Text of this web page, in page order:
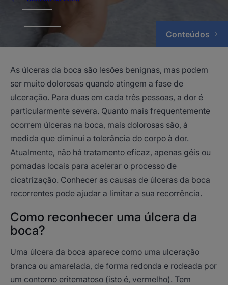
Conteúdos
As úlceras da boca são lesões benignas, mas podem
ser muito dolorosas quando atingem a fase de
ulceração. Para duas em cada três pessoas, a dor é
particularmente severa. Quanto mais frequentemente
ocorrem úlceras na boca, mais dolorosas são, à
medida que diminui a tolerância do corpo à dor.
Atualmente, não há tratamento eficaz, apenas géis ou
pomadas locais para acelerar o processo de
cicatrização. Conhecer as causas de úlceras da boca
recorrentes pode ajudar a limitar a sua recorrência.
Como reconhecer uma úlcera da
boca?
Uma úlcera da boca aparece como uma ulceração
branca ou amarelada, de forma redonda e rodeada por
um contorno eritematoso (isto é, vermelho). Tem